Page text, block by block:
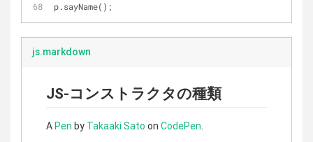
p.sayName();
js.markdown
JS-コンストラクタの種類
APen by Takaaki Sato on CodePen.